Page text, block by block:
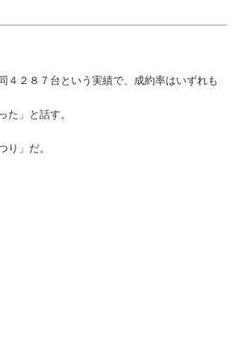
２８７台という実績で、成約率はいずれも
」と話す。
」だ。